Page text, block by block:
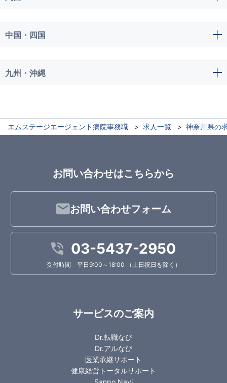
中国・四国
九州・沖縄
エムステージエージェント病院事務職 求人一覧 神奈川県の
お問い合わせはこちらから
お問い合わせフォーム
03-5437-2950
受付時間 平日9:00～18:00 （土日祝日を除く）
サービスのご案内
Dr.転職なび
Dr.アルなび
医業承継サポート
健康経営トータルサポート